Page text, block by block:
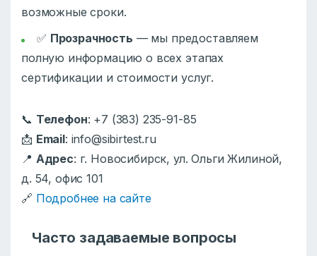
возможные сроки.
✅ Прозрачность — мы предоставляем
полную информацию о всех этапах
сертификации и стоимости услуг.
📞 Телефон: +7 (383) 235-91-85
📩 Email: info@sibirtest.ru
📍 Адрес: г. Новосибирск, ул. Ольги Жилиной,
д. 54, офис 101
🔗 Подробнее на сайте
Часто задаваемые вопросы